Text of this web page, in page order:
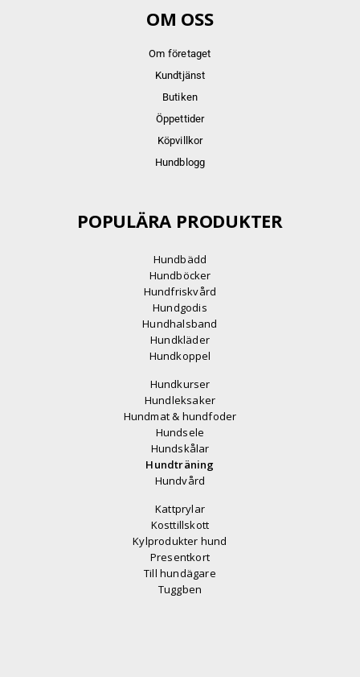
OM OSS
Om företaget
Kundtjänst
Butiken
Öppettider
Köpvillkor
Hundblogg
POPULÄRA PRODUKTER
Hundbädd
Hundböcker
Hundfriskvård
Hundgodis
Hundhalsband
Hundkläder
Hundkoppel
Hundkurser
Hundleksaker
Hundmat & hundfoder
Hundsele
Hundskålar
Hundträning
Hundvård
Kattprylar
Kosttillskott
Kylprodukter hund
Presentkort
Till hundägare
Tuggben